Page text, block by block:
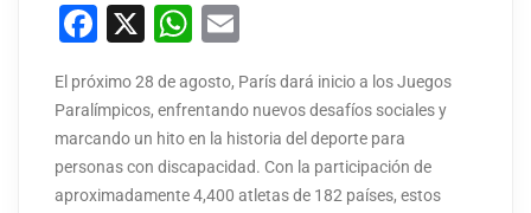
Facebook
X WhatsApp
El próximo 28 de agosto, París dará inicio a los Juegos
Paralímpicos, enfrentando nuevos desafíos sociales y
marcando un hito en la historia del deporte para
personas con discapacidad. Con la participación de
aproximadamente 4,400 atletas de 182 países, estos